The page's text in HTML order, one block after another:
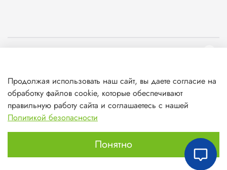
Клиентам
Информация
Профиль
Продолжая использовать наш сайт, вы даете согласие на
обработку файлов cookie, которые обеспечивают
правильную работу сайта и соглашаетесь с нашей
Политикой безопасности
Понятно